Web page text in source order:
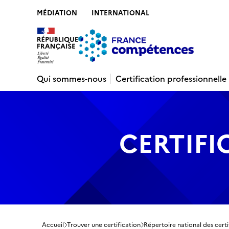
MÉDIATION INTERNATIONAL
Qui sommes-nous
Certification professionnelle
Accueil Trouver une certification Répertoire national des